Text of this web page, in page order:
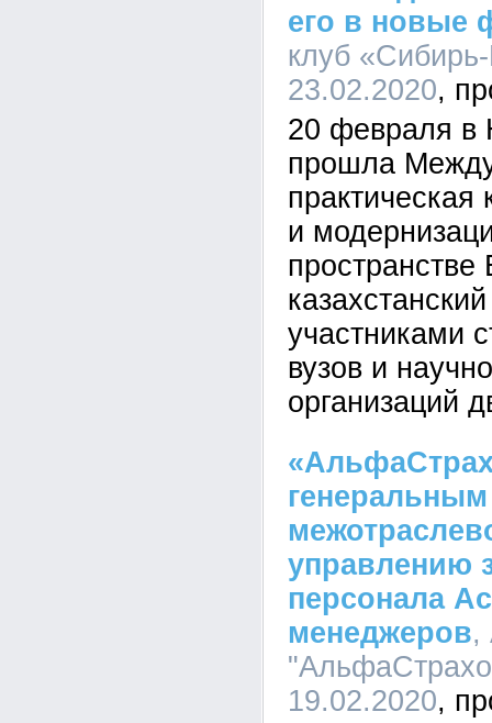
его в новые
клуб
23.02.2020
20 февраля в
прошла
и
пространстве
участниками
вузов и
организаций
управлению
персонала
менеджеров,
19.02.2020